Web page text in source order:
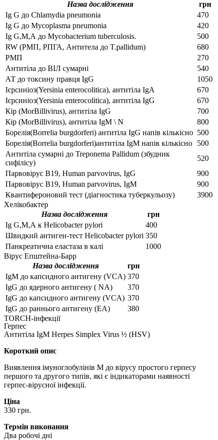
Назва дослідження
грн
Ig G до Chlamydia pneumonia
470
Ig G до Mycoplasma pneumonia
420
Ig G,М,А до Mycobacterium tuberculosis.
500
RW (РМП, РПГА, Антитела до T.pallidum)
680
РМП
270
Антитіла до ВІЛ сумарні
540
АТ до токсину правця IgG
1050
Ієрсиніоз(Yersinia enterocolitica), антитіла IgA
670
Ієрсиніоз(Yersinia enterocolitica), антитіла IgG
670
Кір (MorBillivirus), антитіла IgG
700
Кір (MorBillivirus), антитіла IgM \ N
800
Борелія(Borrelia burgdorferi) антитіла IgG напів кількісно 500
Борелія(Borrelia burgdorferi)антитіла IgМ напів кількісно
500
Антитіла сумарні до Treponema Рallidum (збудник
сифілісу)
520
Парвовірус В19, Human parvovirus, IgG
900
Парвовірус В19, Human parvovirus, IgМ
900
Квантифероновий тест (діагностика туберкульозу)
3900
Хелікобактер
Назва дослідження
грн
Ig G,М,А к Helicobacter pylori
400
Швидкий антиген-тест Helicobacter pylori 350
Панкреатична еластаза в калі
1000
Вірус Епштейна-Барр
Назва дослідження
грн
IgM до капсидного антигену (VCA) 370
IgG до ядерного антигену ( NA)
370
IgG до капсидного антигену (VCA) 370
IgG до раннього антигену (EA)
380
TORCH-інфекції
Герпес
Антитіла IgМ Herpes Simplex Virus ½ (HSV)
Короткий опис
Виявлення імуноглобулінів M до вірусу простого герпесу
першого та другого типів, які є індикаторами наявності
герпес-вірусної інфекції.
Ціна
330 грн.
Термін виконання
Два робочі дні